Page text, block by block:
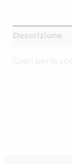
Descrizione
Costi per la